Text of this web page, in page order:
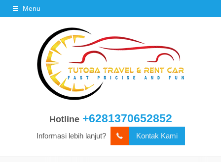
Menu
Hotline +6281370652852
Informasi lebih lanjut? Kontak Kami